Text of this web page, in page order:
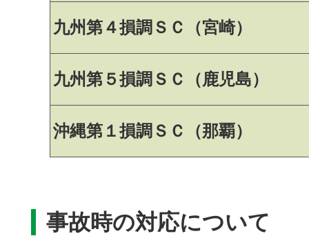
九州第４損調ＳＣ（宮崎）
九州第５損調ＳＣ（鹿児島）
沖縄第１損調ＳＣ（那覇）
事故時の対応について